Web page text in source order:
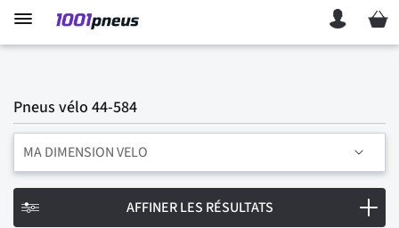
Mon
Pneus vélo 44-584
MA DIMENSION VELO
AFFINER LES RÉSULTATS